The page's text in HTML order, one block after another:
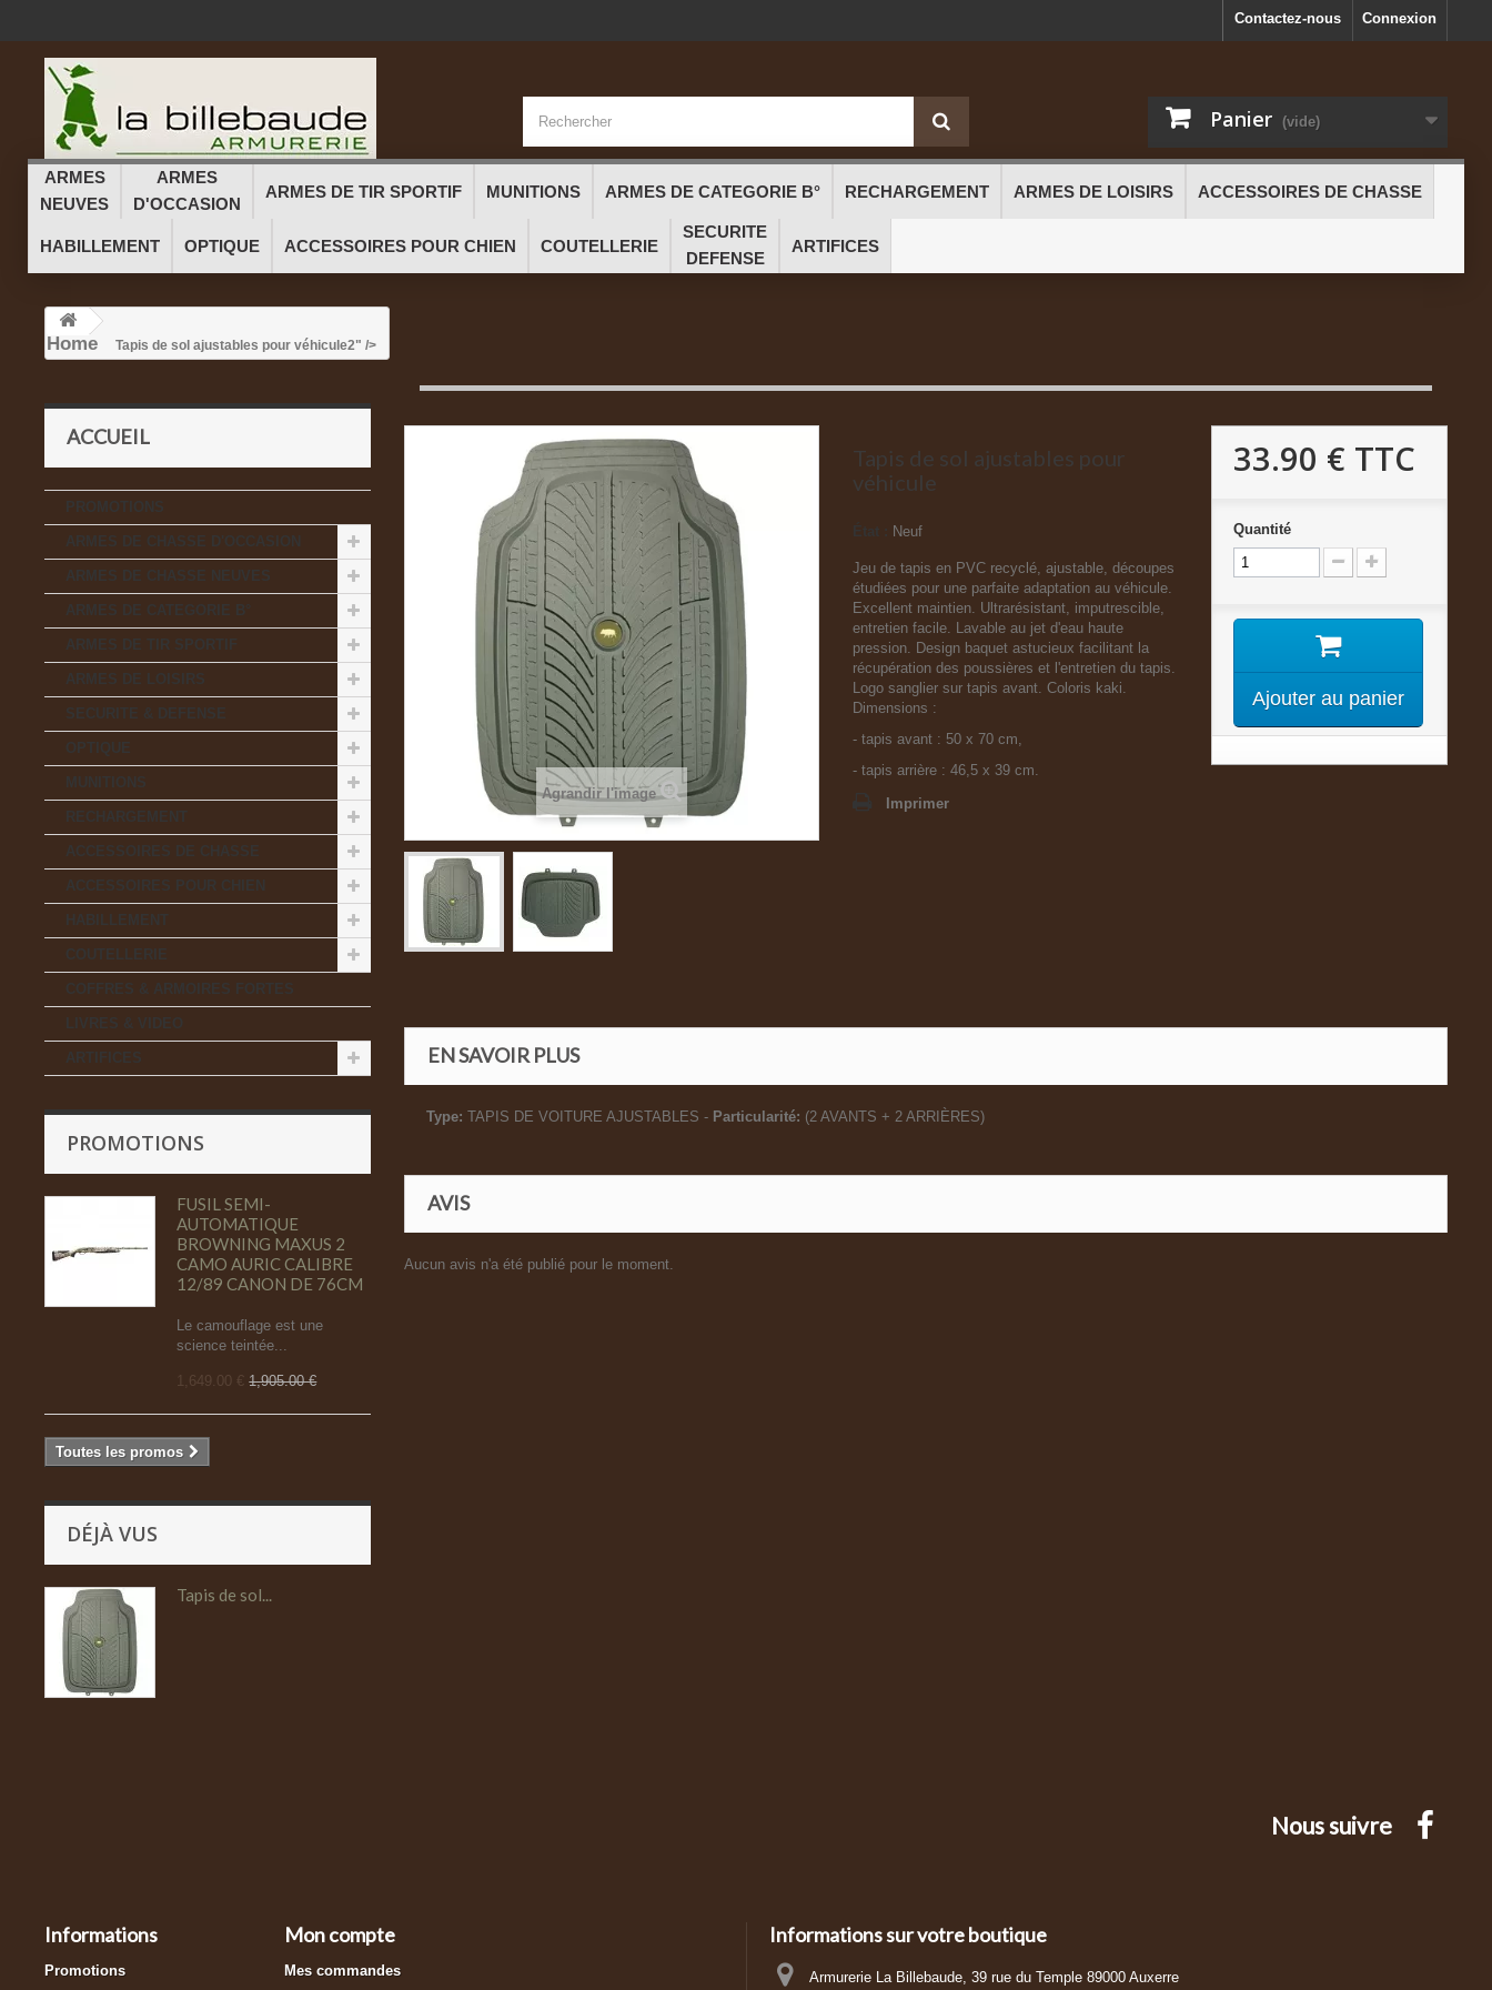
Connexion
Contactez-nous
Panier (vide)
ARMES
NEUVES
ARMES
D'OCCASION
ARMES DE TIR SPORTIF MUNITIONS ARMES DE CATEGORIE B° RECHARGEMENT ARMES DE LOISIRS ACCESSOIRES DE CHASSE
HABILLEMENT OPTIQUE ACCESSOIRES POUR CHIEN COUTELLERIE
SECURITE
DEFENSE
ARTIFICES
Home Tapis de sol ajustables pour véhicule2" />
ACCUEIL
PROMOTIONS
ARMES DE CHASSE D'OCCASION
ARMES DE CHASSE NEUVES
ARMES DE CATEGORIE B°
ARMES DE TIR SPORTIF
ARMES DE LOISIRS
SECURITE & DEFENSE
MUNITIONS
RECHARGEMENT
ACCESSOIRES DE CHASSE
ACCESSOIRES POUR CHIEN
HABILLEMENT
COUTELLERIE
COFFRES & ARMOIRES FORTES
LIVRES & VIDEO
ARTIFICES
PROMOTIONS
FUSIL SEMI-
AUTOMATIQUE
BROWNING MAXUS 2
CAMO AURIC CALIBRE
12/89 CANON DE 76CM
Le camouflage est une
science teintée...
1,649.00 €1,905.00 €
Toutes les promos
DÉJÀ VUS
Tapis de sol...
Agrandir l'image
Tapis de sol ajustables pour
véhicule
Neuf
Jeu de tapis en PVC recyclé, ajustable, découpes
étudiées pour une parfaite adaptation au véhicule.
Excellent maintien. Ultrarésistant, imputrescible,
entretien facile. Lavable au jet d'eau haute
pression. Design baquet astucieux facilitant la
récupération des poussières et l'entretien du tapis.
Logo sanglier sur tapis avant. Coloris kaki.
Dimensions :
- tapis avant : 50 x 70 cm,
- tapis arrière : 46,5 x 39 cm.
Imprimer
33.90 € TTC
Quantité
Ajouter au panier
EN SAVOIR PLUS
Type: TAPIS DE VOITURE AJUSTABLES - Particularité: (2 AVANTS + 2 ARRIÈRES)
AVIS
Aucun avis n'a été publié pour le moment.
Nous suivre
Informations
Promotions
Mon compte
Mes commandes
Informations sur votre boutique
Armurerie La Billebaude, 39 rue du Temple 89000 Auxerre